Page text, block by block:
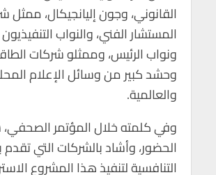
القانوني، وجون إليانجيكال، ممثل
المستشار الفني، والنواب
ونواب الرئيس، وممثلو شركات
وحشد كبير من وسائل الإعلام
والعالمية.
وفي كلمته خلال المؤتمر الصحفي،
الحضور، وأشاد بالشركات التي
التنافسية لتنفيذ هذا المشروع